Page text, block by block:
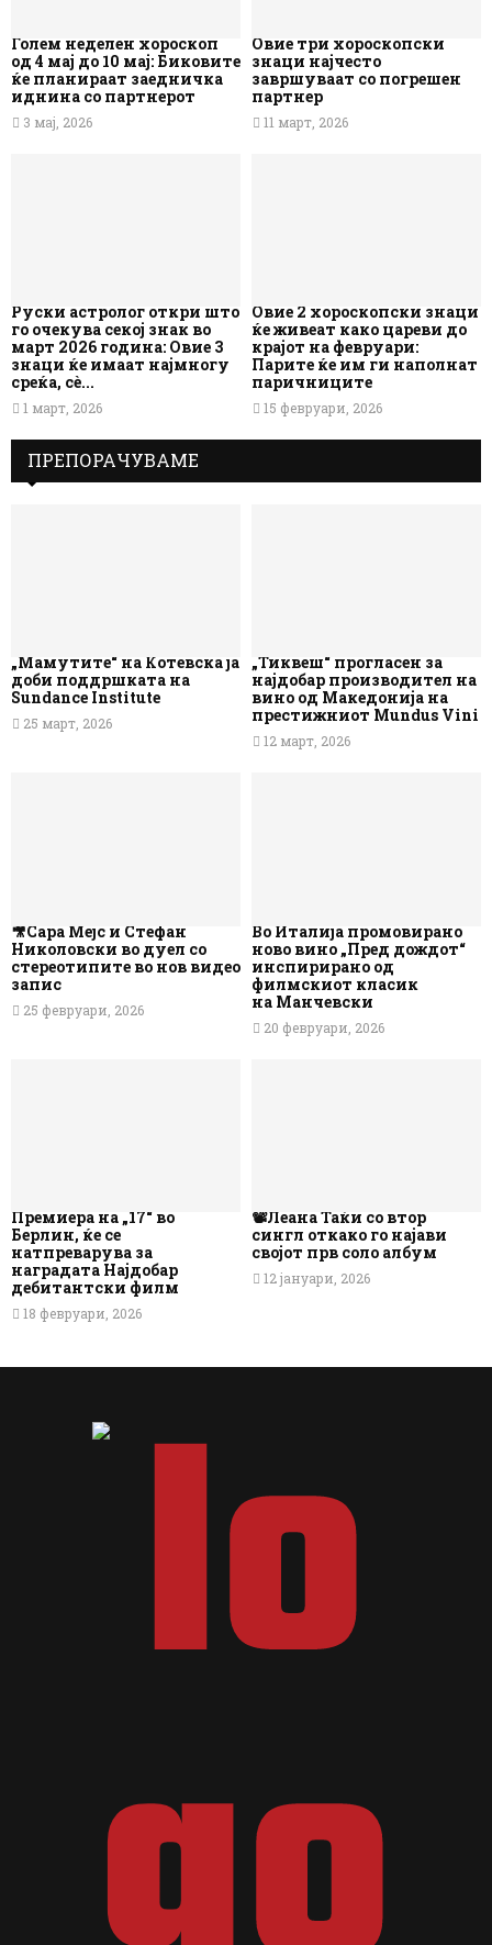
Голем неделен хороскоп
од 4 мај до 10 мај: Биковите
ќе планираат заедничка
иднина со партнерот
3 мај, 2026
Овие три хороскопски
знаци најчесто
завршуваат со погрешен
партнер
11 март, 2026
Руски астролог откри што
го очекува секој знак во
март 2026 година: Овие 3
знаци ќе имаат најмногу
среќа, сè...
1 март, 2026
Овие 2 хороскопски знаци
ќе живеат како цареви до
крајот на февруари:
Парите ќе им ги наполнат
паричниците
15 февруари, 2026
ПРЕПОРАЧУВАМЕ
„Мамутите“ на Котевска ја
доби поддршката на
Sundance Institute
25 март, 2026
„Тиквеш“ прогласен за
најдобар производител на
вино од Македонија на
престижниот Mundus Vini
12 март, 2026
🎥Сара Мејс и Стефан
Николовски во дуел со
стереотипите во нов видео
запис
25 февруари, 2026
Во Италија промовирано
ново вино „Пред дождот“
инспирирано од
филмскиот класик
на Манчевски
20 февруари, 2026
Премиера на „17“ во
Берлин, ќе се
натпреварува за
наградата Најдобар
дебитантски филм
18 февруари, 2026
📽️Леана Таќи со втор
сингл откако го најави
својот прв соло албум
12 јануари, 2026